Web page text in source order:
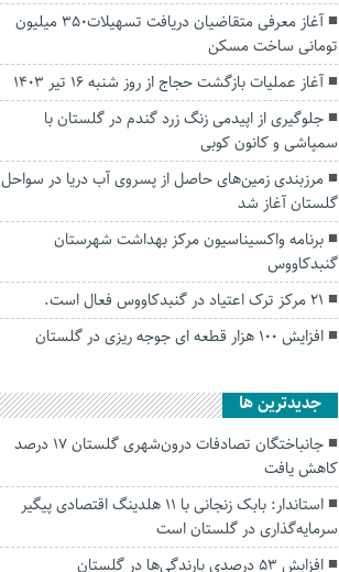
آغاز معرفی متقاضیان دریافت تسهیلات۳۵۰ میلیون
تومانی ساخت مسکن
آغاز عملیات بازگشت حجاج از روز شنبه ۱۶ تیر ۱۴۰۳
جلوگیری از اپیدمی زنگ زرد گندم در گلستان با
سمپاشی و کانون کوبی
مرزبندی زمین‌های حاصل از پسروی آب دریا در سواحل
گلستان آغاز شد
برنامه واکسیناسیون مرکز بهداشت شهرستان
گنبدکاووس
۲۱ مرکز ترک اعتیاد در گنبدکاووس فعال است.
افزایش ۱۰۰ هزار قطعه ای جوجه ریزی در گلستان
جديدترين ها
جانباختگان تصادفات درون‌شهری گلستان ۱۷ درصد
کاهش یافت
استاندار: بابک زنجانی با ۱۱ هلدینگ اقتصادی پیگیر
سرمایه‌گذاری در گلستان است
افزایش ۵۳ درصدی بارندگی‌ها در گلستان